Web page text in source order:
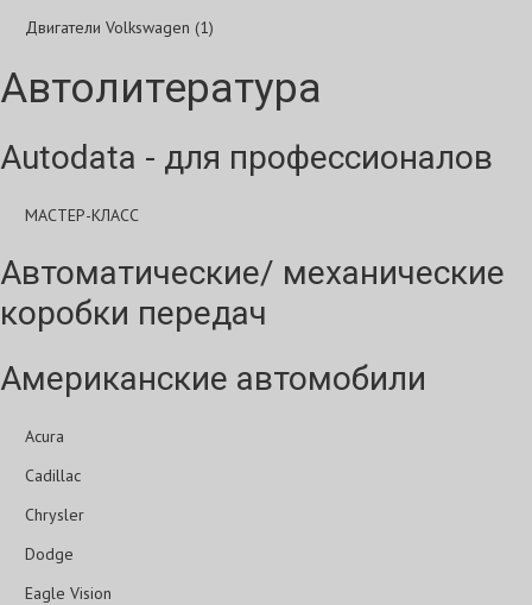
Двигатели Volkswagen (1)
Автолитература
Autodata - для профессионалов
МАСТЕР-КЛАСС
Автоматические/ механические
коробки передач
Американские автомобили
Acura
Cadillac
Chrysler
Dodge
Eagle Vision